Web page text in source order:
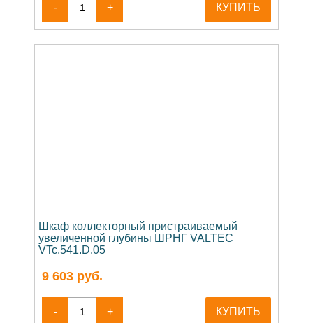
- + КУПИТЬ
Шкаф коллекторный пристраиваемый
увеличенной глубины ШРНГ VALTEC
VTc.541.D.05
9 603 руб.
- + КУПИТЬ